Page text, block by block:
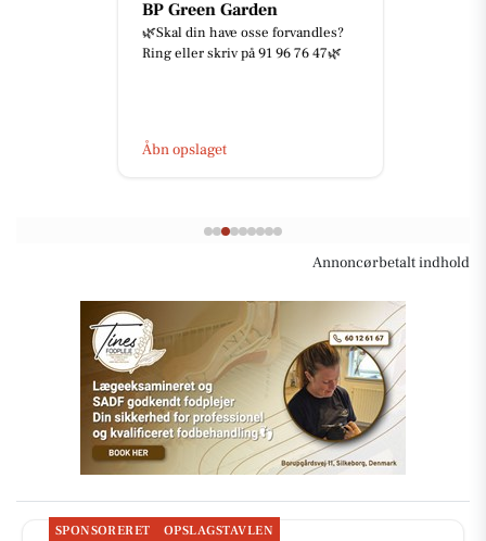
BP Green Garden
🌿Skal din have osse forvandles?
Ring eller skriv på 91 96 76 47🌿
Åbn opslaget
Annoncørbetalt indhold
SPONSORERET OPSLAGSTAVLEN